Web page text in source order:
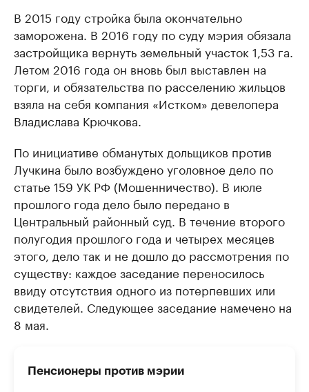
В 2015 году стройка была окончательно
заморожена. В 2016 году по суду мэрия обязала
застройщика вернуть земельный участок 1,53 га.
Летом 2016 года он вновь был выставлен на
торги, и обязательства по расселению жильцов
взяла на себя компания «Истком» девелопера
Владислава Крючкова.
По инициативе обманутых дольщиков против
Лучкина было возбуждено уголовное дело по
статье 159 УК РФ (Мошенничество). В июле
прошлого года дело было передано в
Центральный районный суд. В течение второго
полугодия прошлого года и четырех месяцев
этого, дело так и не дошло до рассмотрения по
существу: каждое заседание переносилось
ввиду отсутствия одного из потерпевших или
свидетелей. Следующее заседание намечено на
8 мая.
Пенсионеры против мэрии